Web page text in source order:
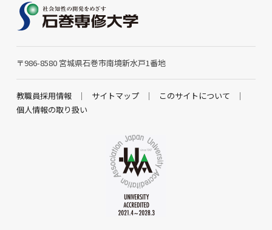
〒986-8580 宮城県石巻市南境新水戸1番地
教職員採用情報 サイトマップ
このサイトについて
個人情報の取り扱い